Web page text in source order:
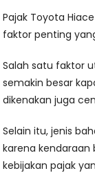
Pajak Toyota
faktor penting
Salah satu faktor
semakin besar
dikenakan juga
Selain itu, jenis
karena kendaraan
kebijakan pajak